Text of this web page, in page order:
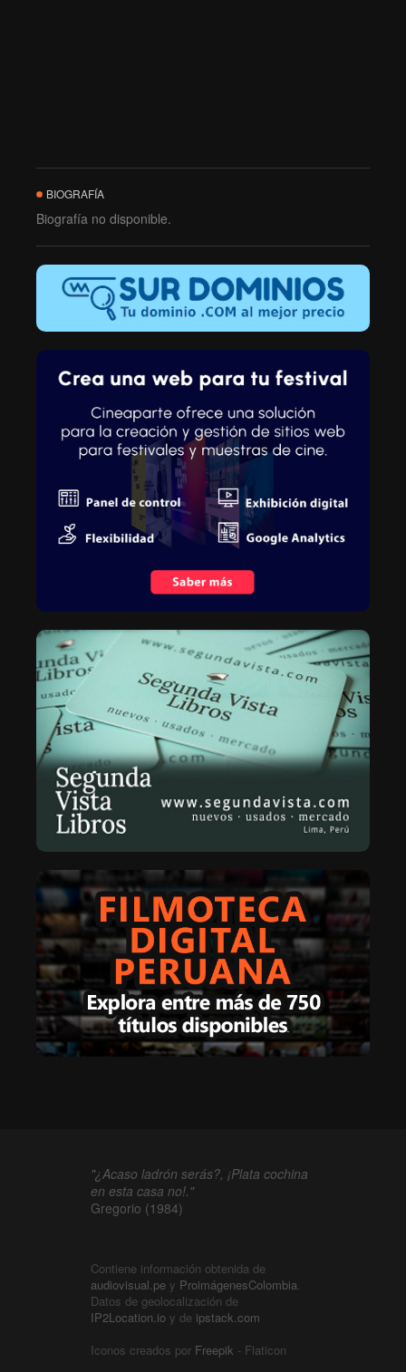
BIOGRAFÍA
Biografía no disponible.
"¿Acaso ladrón serás?, ¡Plata cochina
en esta casa no!."
Gregorio (1984)
Contiene información obtenida de
audiovisual.pe y ProimágenesColombia.
Datos de geolocalización de
IP2Location.io y de ipstack.com
Iconos creados por Freepik - Flaticon